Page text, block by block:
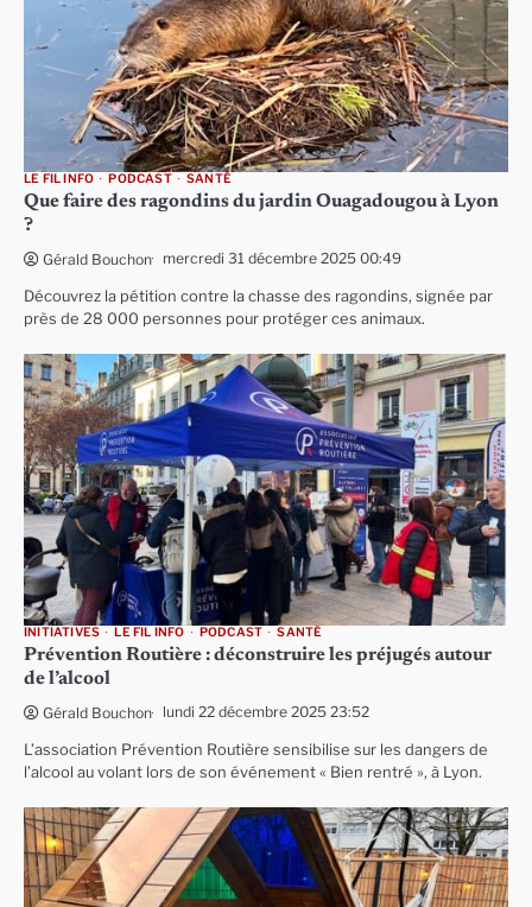
LE FIL INFO PODCAST SANTÉ
Que faire des ragondins du jardin Ouagadougou à Lyon
?
Gérald Bouchon mercredi 31 décembre 2025 00:49
Découvrez la pétition contre la chasse des ragondins, signée par
près de 28 000 personnes pour protéger ces animaux.
INITIATIVES LE FIL INFO PODCAST SANTÉ
Prévention Routière : déconstruire les préjugés autour
de l’alcool
Gérald Bouchon lundi 22 décembre 2025 23:52
L’association Prévention Routière sensibilise sur les dangers de
l’alcool au volant lors de son événement « Bien rentré », à Lyon.